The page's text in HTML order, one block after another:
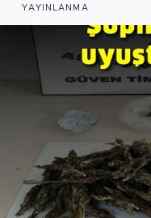
YAYINLANMA
Teknoloji
Dünya
Spor